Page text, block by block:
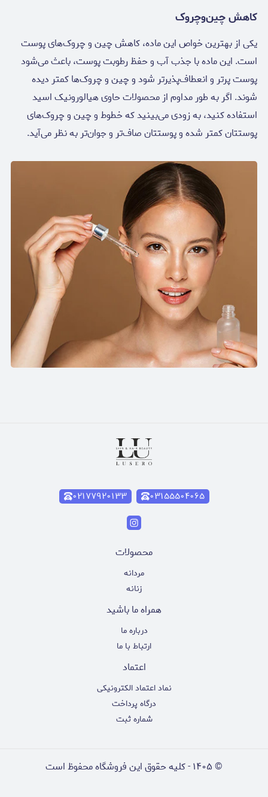
کاهش چین‌وچروک
یکی از بهترین خواص این ماده، کاهش چین و چروک‌های پوست
است. این ماده با جذب آب و حفظ رطوبت پوست، باعث می‌شود
پوست پرتر و انعطاف‌پذیرتر شود و چین و چروک‌ها کمتر دیده
شوند. اگر به طور مداوم از محصولات حاوی هیالورونیک اسید
استفاده کنید، به زودی می‌بینید که خطوط و چین و چروک‌های
پوستتان کمتر شده و پوستتان صاف‌تر و جوان‌تر به نظر می‌آید.
۰۳۱۵۵۵۰۴۰۶۵ ۰۲۱۷۷۹۲۰۱۳۳
محصولات
مردانه
زنانه
همراه ما باشید
درباره ما
ارتباط با ما
اعتماد
نماد اعتماد الکترونیکی
درگاه پرداخت
شماره ثبت
©۱۴۰۵-کلیه حقوق این فروشگاه محفوظ است